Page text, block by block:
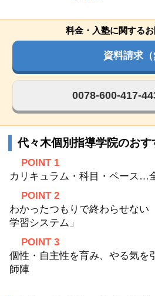
料金・入塾に関する
資料請求（
0078-600-417-
代々木個別指導学院のおす
POINT 1
カリキュラム・科目・ペース…
POINT 2
わかったつもりで終わらせな
学習システム」
POINT 3
個性・自主性を育み、やる気を
師陣